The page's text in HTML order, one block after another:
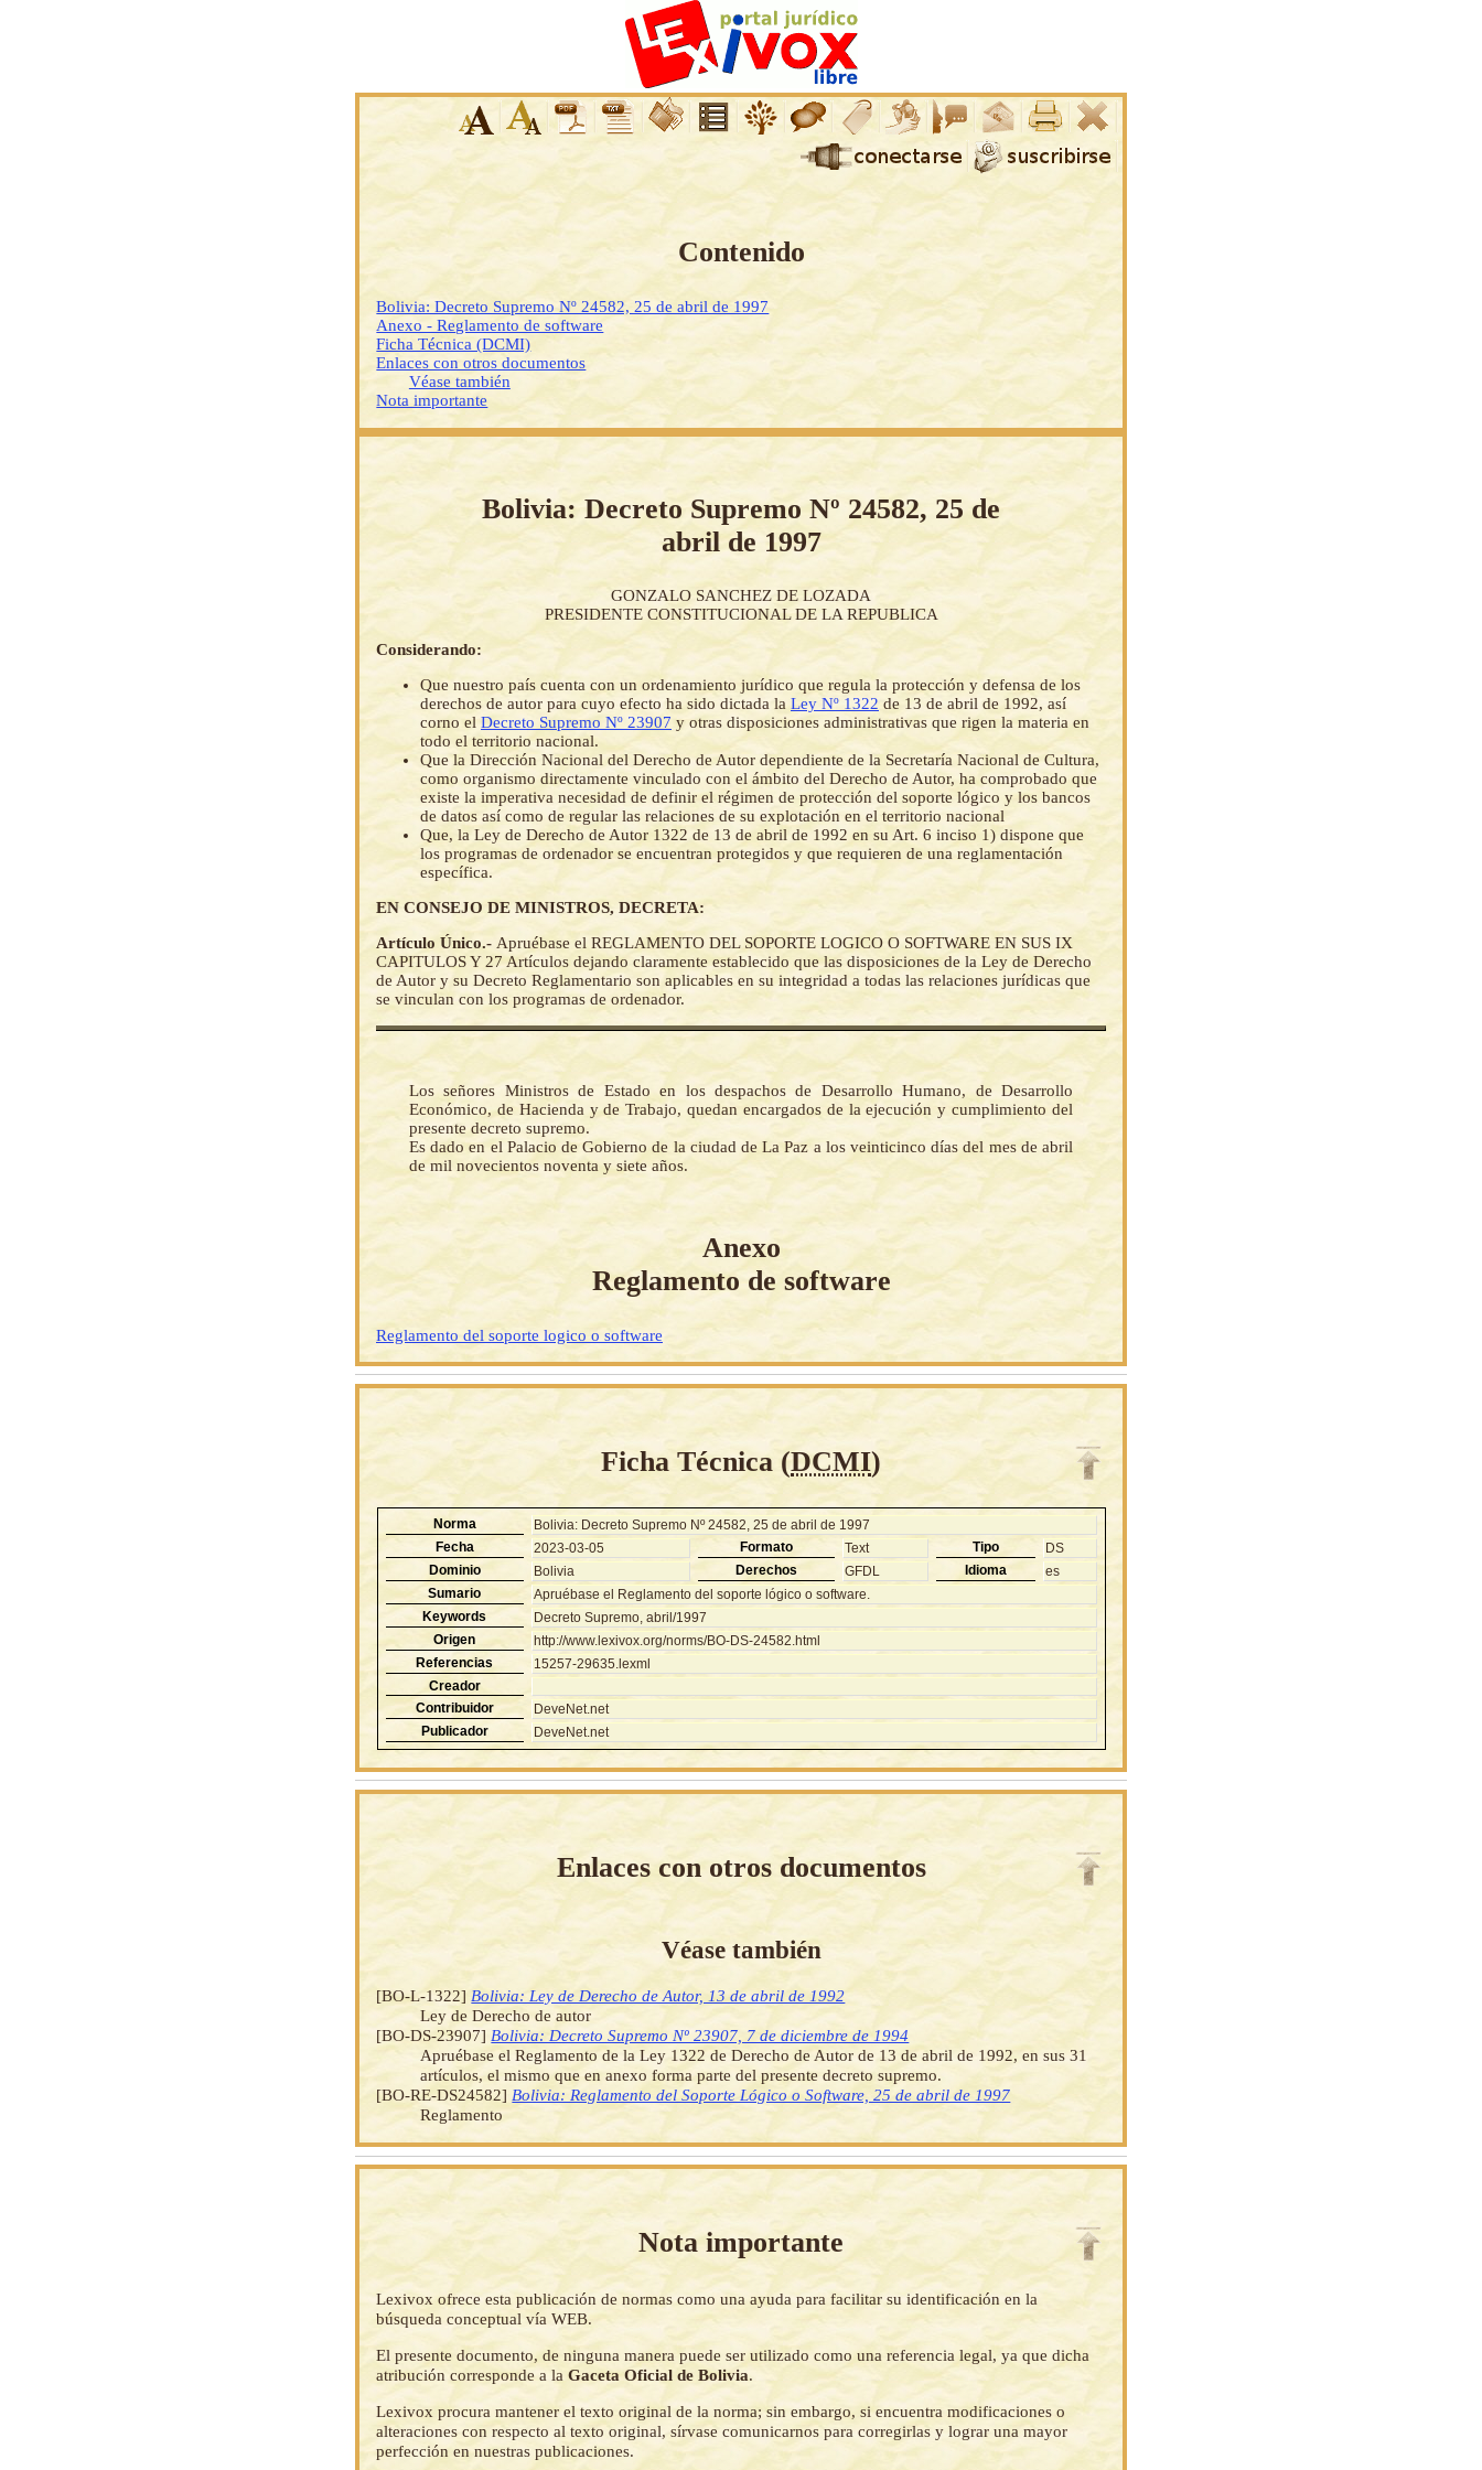
Contenido
Bolivia: Decreto Supremo Nº 24582, 25 de abril de 1997
Anexo - Reglamento de software
Ficha Técnica (DCMI)
Enlaces con otros documentos
Véase también
Nota importante
Bolivia: Decreto Supremo Nº 24582, 25 de
abril de 1997
GONZALO SANCHEZ DE LOZADA
PRESIDENTE CONSTITUCIONAL DE LA REPUBLICA
Considerando:
Que nuestro país cuenta con un ordenamiento jurídico que regula la protección y defensa de los
derechos de autor para cuyo efecto ha sido dictada la Ley Nº 1322 de 13 de abril de 1992, así
corno el Decreto Supremo Nº 23907 y otras disposiciones administrativas que rigen la materia en
todo el territorio nacional.
Que la Dirección Nacional del Derecho de Autor dependiente de la Secretaría Nacional de Cultura,
como organismo directamente vinculado con el ámbito del Derecho de Autor, ha comprobado que
existe la imperativa necesidad de definir el régimen de protección del soporte lógico y los bancos
de datos así como de regular las relaciones de su explotación en el territorio nacional
Que, la Ley de Derecho de Autor 1322 de 13 de abril de 1992 en su Art. 6 inciso 1) dispone que
los programas de ordenador se encuentran protegidos y que requieren de una reglamentación
específica.
EN CONSEJO DE MINISTROS, DECRETA:
Artículo Único.- Apruébase el REGLAMENTO DEL SOPORTE LOGICO O SOFTWARE EN SUS IX
CAPITULOS Y 27 Artículos dejando claramente establecido que las disposiciones de la Ley de Derecho
de Autor y su Decreto Reglamentario son aplicables en su integridad a todas las relaciones jurídicas que
se vinculan con los programas de ordenador.
Los señores Ministros de Estado en los despachos de Desarrollo Humano, de Desarrollo
Económico, de Hacienda y de Trabajo, quedan encargados de la ejecución y cumplimiento del
presente decreto supremo.
Es dado en el Palacio de Gobierno de la ciudad de La Paz a los veinticinco días del mes de abril
de mil novecientos noventa y siete años.
Anexo
Reglamento de software
Reglamento del soporte logico o software
Ficha Técnica (DCMI)
Norma
Bolivia: Decreto Supremo Nº 24582, 25 de abril de 1997
Fecha
2023-03-05 Formato Text Tipo
DS
Dominio
Bolivia Derechos GFDL Idioma
es
Sumario
Apruébase el Reglamento del soporte lógico o software.
Keywords
Decreto Supremo, abril/1997
Origen
http://www.lexivox.org/norms/BO-DS-24582.html
Referencias
15257-29635.lexml
Creador
Contribuidor
DeveNet.net
Publicador
DeveNet.net
Enlaces con otros documentos
Véase también
[BO-L-1322]Bolivia: Ley de Derecho de Autor, 13 de abril de 1992
Ley de Derecho de autor
[BO-DS-23907]Bolivia: Decreto Supremo Nº 23907, 7 de diciembre de 1994
Apruébase el Reglamento de la Ley 1322 de Derecho de Autor de 13 de abril de 1992, en sus 31
artículos, el mismo que en anexo forma parte del presente decreto supremo.
[BO-RE-DS24582]Bolivia: Reglamento del Soporte Lógico o Software, 25 de abril de 1997
Reglamento
Nota importante
Lexivox ofrece esta publicación de normas como una ayuda para facilitar su identificación en la
búsqueda conceptual vía WEB.
El presente documento, de ninguna manera puede ser utilizado como una referencia legal, ya que dicha
atribución corresponde a laGaceta Oficial de Bolivia.
Lexivox procura mantener el texto original de la norma; sin embargo, si encuentra modificaciones o
alteraciones con respecto al texto original, sírvase comunicarnos para corregirlas y lograr una mayor
perfección en nuestras publicaciones.